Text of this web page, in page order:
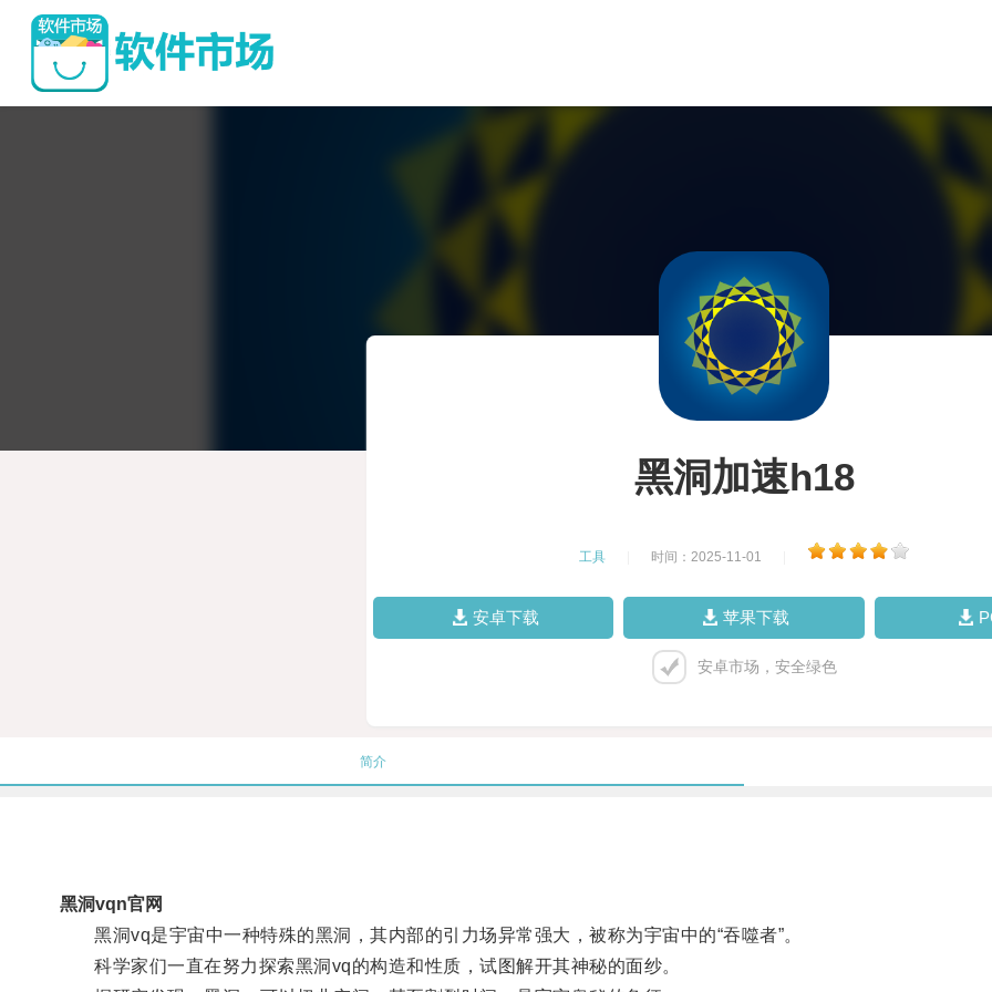
黑洞加速h18
工具 时间：2025-11-01
安卓下载 苹果下载
安卓市场，安全绿色
简介
黑洞vqn官网
黑洞vq是宇宙中一种特殊的黑洞，其内部的引力场异常强大，被称为宇宙中的“吞噬者”。
科学家们一直在努力探索黑洞vq的构造和性质，试图解开其神秘的面纱。